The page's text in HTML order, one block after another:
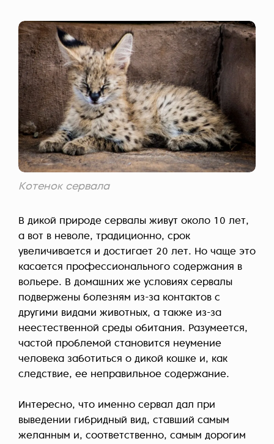
Котенок сервала
В дикой природе сервалы живут около 10 лет,
а вот в неволе, традиционно, срок
увеличивается и достигает 20 лет. Но чаще это
касается профессионального содержания в
вольере. В домашних же условиях сервалы
подвержены болезням из-за контактов с
другими видами животных, а также из-за
неестественной среды обитания. Разумеется,
частой проблемой становится неумение
человека заботиться о дикой кошке и, как
следствие, ее неправильное содержание.
Интересно, что именно сервал дал при
выведении гибридный вид, ставший самым
желанным и, соответственно, самым дорогим